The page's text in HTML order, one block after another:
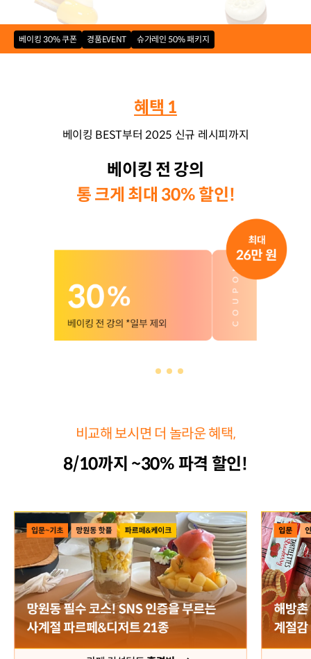
베이킹 30% 쿠폰 경품EVENT 슈가레인 50% 패키지
혜택 1
베이킹 BEST부터 2025 신규 레시피까지
베이킹 전 강의
통 크게 최대 30% 할인!
비교해 보시면 더 놀라운 혜택,
8/10까지 ~30% 파격 할인!